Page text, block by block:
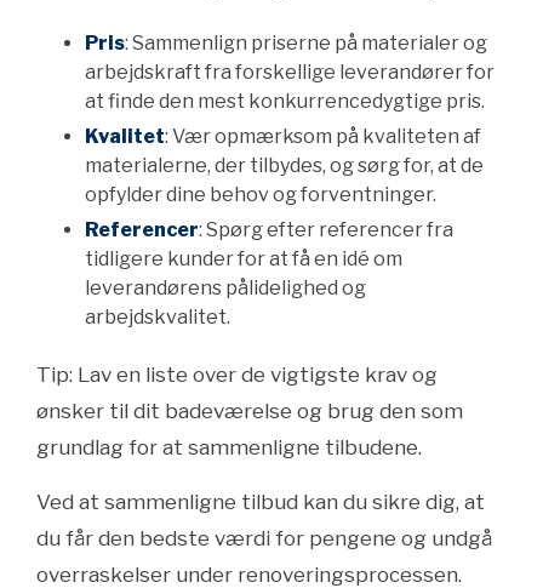
Pris: Sammenlign priserne på materialer og
arbejdskraft fra forskellige leverandører for
at finde den mest konkurrencedygtige pris.
Kvalitet: Vær opmærksom på kvaliteten af
materialerne, der tilbydes, og sørg for, at de
opfylder dine behov og forventninger.
Referencer: Spørg efter referencer fra
tidligere kunder for at få en idé om
leverandørens pålidelighed og
arbejdskvalitet.
Tip: Lav en liste over de vigtigste krav og
ønsker til dit badeværelse og brug den som
grundlag for at sammenligne tilbudene.
Ved at sammenligne tilbud kan du sikre dig, at
du får den bedste værdi for pengene og undgå
overraskelser under renoveringsprocessen.